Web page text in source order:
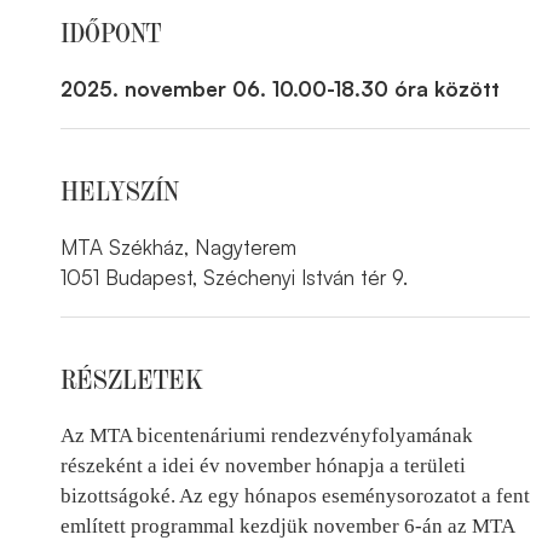
IDŐPONT
2025. november 06. 10.00-18.30 óra között
HELYSZÍN
MTA Székház, Nagyterem
1051 Budapest, Széchenyi István tér 9.
RÉSZLETEK
Az MTA bicentenáriumi rendezvényfolyamának
részeként a idei év november hónapja a területi
bizottságoké. Az egy hónapos eseménysorozatot a fent
említett programmal kezdjük november 6-án az MTA